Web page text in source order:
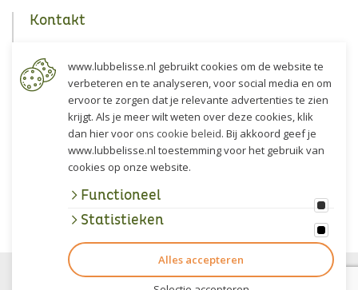
Kontakt
Lubbe Lisse
Akervoorderlaan 5
2161 DP Lisse
Die Niederlande
Route
info@lubbelisse.nl
© 2026 | Lubbe Lisse | Allgemeine Geschäftsbedingungen|
www.lubbelisse.nl gebruikt cookies om de website te
verbeteren en te analyseren, voor social media en om
ervoor te zorgen dat je relevante advertenties te zien
krijgt. Als je meer wilt weten over deze cookies, klik
dan hier voor ons cookie beleid. Bij akkoord geef je
www.lubbelisse.nl toestemming voor het gebruik van
cookies op onze website.
Functioneel
Statistieken
Alles accepteren